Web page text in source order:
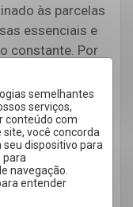
semelhantes
serviços,
conteúdo com
você concorda
dispositivo para
para
navegação.
entender
às parcelas
essenciais e
constante. Por
ajuda a
do
parece
que o